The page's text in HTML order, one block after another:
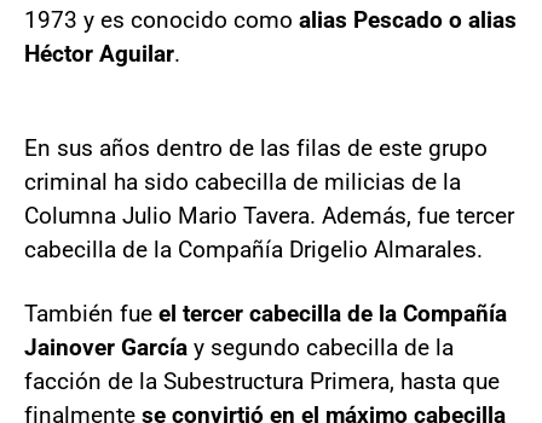
1973 y es conocido como alias Pescado o alias
Héctor Aguilar.
En sus años dentro de las filas de este grupo
criminal ha sido cabecilla de milicias de la
Columna Julio Mario Tavera. Además, fue tercer
cabecilla de la Compañía Drigelio Almarales.
También fue el tercer cabecilla de la Compañía
Jainover García y segundo cabecilla de la
facción de la Subestructura Primera, hasta que
finalmente se convirtió en el máximo cabecilla